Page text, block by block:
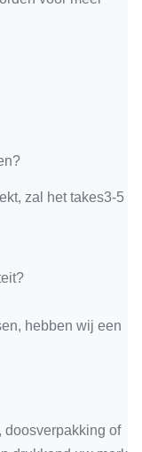
zal het takes3-5
hebben wij een
doosverpakking of